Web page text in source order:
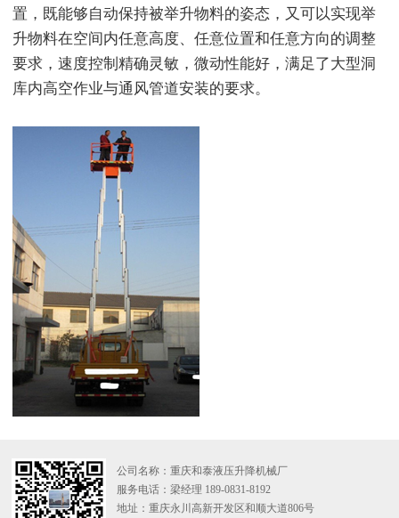
置，既能够自动保持被举升物料的姿态，又可以实现举
升物料在空间内任意高度、任意位置和任意方向的调整
要求，速度控制精确灵敏，微动性能好，满足了大型洞
库内高空作业与通风管道安装的要求。
公司名称：重庆和泰液压升降机械厂
服务电话：梁经理 189-0831-8192
地址：重庆永川高新开发区和顺大道806号